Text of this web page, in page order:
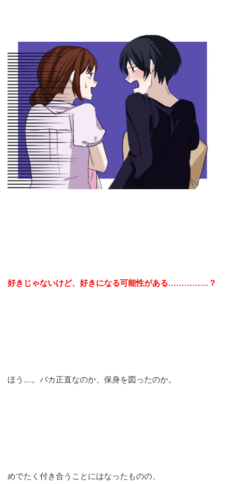
好きじゃないけど、好きになる可能性がある……………？
ほう…。バカ正直なのか、保身を図ったのか。
めでたく付き合うことにはなったものの、